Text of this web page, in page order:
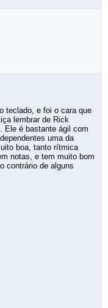
teclado, e foi o cara que
lembrar de Rick
Ele é bastante ágil com
uma da
boa, tanto rítmica
notas, e tem muito bom
contrário de alguns